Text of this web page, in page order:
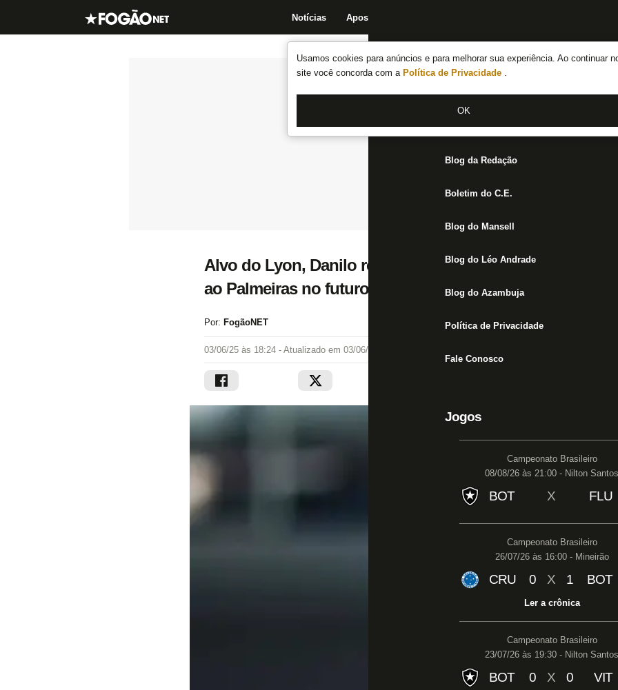
Usamos cookies para anúncios e para melhorar sua experiência. Ao continuar
site você concorda com a Política de Privacidade .
OK
Notícias Apostas
Notícias do Botafogo
Fórum
Jogos
Blog da Redação
Boletim do C.E.
Blog do Mansell
Blog do Léo Andrade
Blog do Azambuja
Política de Privacidade
Fale Conosco
Jogos
Campeonato Brasileiro
08/08/26 às 21:00 - Nilton Santos
BOT X FLU
Campeonato Brasileiro
26/07/26 às 16:00 - Mineirão
CRU 0 X 1 BOT
Ler a crônica
Campeonato Brasileiro
23/07/26 às 19:30 - Nilton Santos
BOT 0 X 0 VIT
Alvo do Lyon, Danilo rejeita ‘cláusula Botafogo’ por
ao Palmeiras no futuro
Por: FogãoNET
03/06/25 às 18:24 - Atualizado em 03/06/25 às 18:35